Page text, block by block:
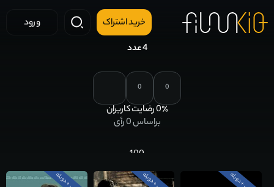
خرید اشتراک ورود faves
4 عدد
0
0
0٪ رضایت کاربران
براساس0رأی
100